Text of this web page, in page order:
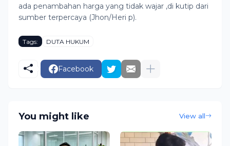
ada penambahan harga yang tidak wajar ,di kutip dari
sumber terpercaya (Jhon/Heri p).
Tags: DUTA HUKUM
Facebook
You might like View all